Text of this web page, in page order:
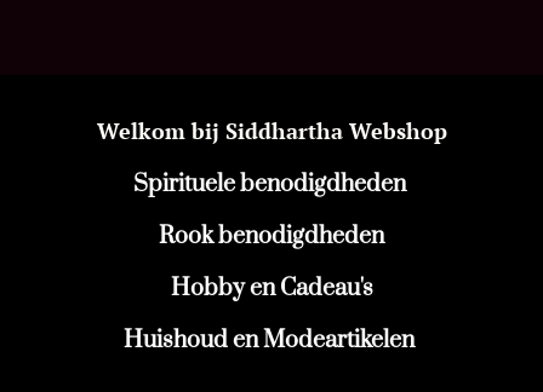
Welkom bij Siddhartha Webshop
Spirituele benodigdheden
Rook benodigdheden
Hobby en Cadeau's
Huishoud en Modeartikelen